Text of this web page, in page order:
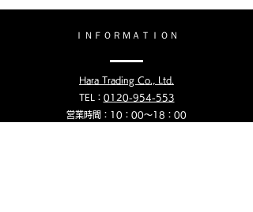
​ＩＮＦＯＲＭＡＴＩＯＮ
Hara Trading Co., Ltd.
TEL： 0120-954-553
営業時間：10：00〜18：00